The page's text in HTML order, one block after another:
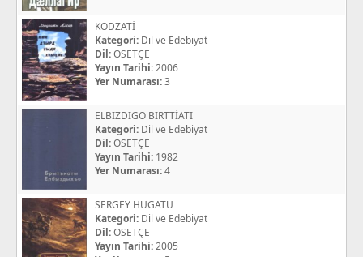
KODZATİ
Kategori: Dil ve Edebiyat
Dil:OSETÇE
Yayın Tarihi:2006
Yer Numarası:3
ELBIZDIGO BIRTTİATI
Kategori: Dil ve Edebiyat
Dil:OSETÇE
Yayın Tarihi: 1982
Yer Numarası:4
SERGEY HUGATU
Kategori: Dil ve Edebiyat
Dil:OSETÇE
Yayın Tarihi:2005